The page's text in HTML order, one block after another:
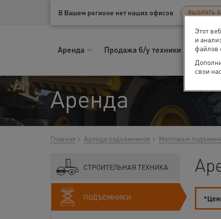
Ваш город:Уфа
В Вашем регионе нет наших офисов ВЫБРАТЬ
Аренда Продажа б/у техники
Аренда
Главная Аренда подъемников Мачтовые
СТРОИТЕЛЬНАЯ ТЕХНИКА
ПОДЪЕМНИКИ
Этот
и
файлов
свои